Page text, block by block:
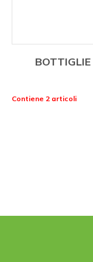
Contiene 2 articoli